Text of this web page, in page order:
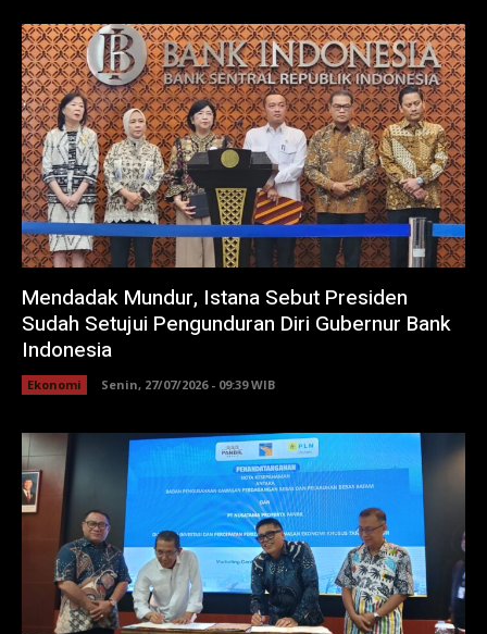
Mendadak Mundur, Istana Sebut Presiden
Sudah Setujui Pengunduran Diri Gubernur Bank
Indonesia
Ekonomi Senin, 27/07/2026 - 09:39 WIB